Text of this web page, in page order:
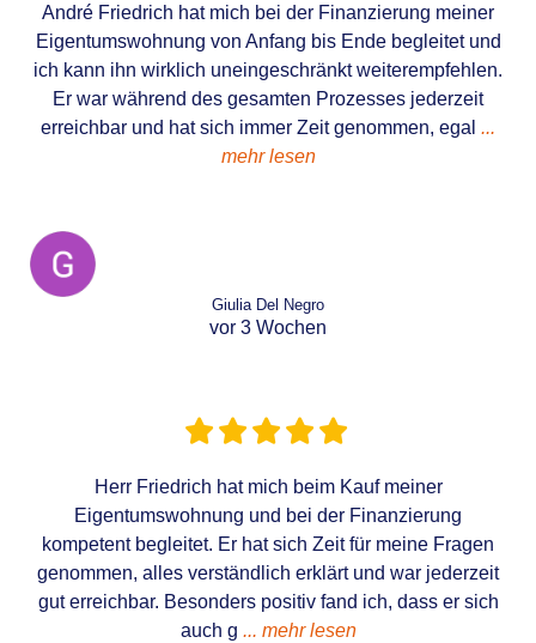
André Friedrich hat mich bei der Finanzierung meiner
Eigentumswohnung von Anfang bis Ende begleitet und
ich kann ihn wirklich uneingeschränkt weiterempfehlen.
Er war während des gesamten Prozesses jederzeit
erreichbar und hat sich immer Zeit genommen, egal ...
mehr lesen
Giulia Del Negro
vor 3 Wochen
Herr Friedrich hat mich beim Kauf meiner
Eigentumswohnung und bei der Finanzierung
kompetent begleitet. Er hat sich Zeit für meine Fragen
genommen, alles verständlich erklärt und war jederzeit
gut erreichbar. Besonders positiv fand ich, dass er sich
auch g ... mehr lesen